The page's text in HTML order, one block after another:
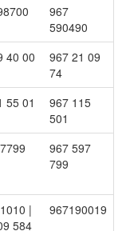
967
590490
40 00
967 21 09
74
55 01
967 115
501
967 597
799
|
584
967190019